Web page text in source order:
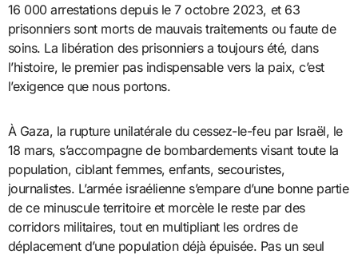
16 000 arrestations depuis le 7 octobre 2023, et 63
prisonniers sont morts de mauvais traitements ou faute de
soins. La libération des prisonniers a toujours été, dans
l’histoire, le premier pas indispensable vers la paix, c’est
l’exigence que nous portons.
À Gaza, la rupture unilatérale du cessez-le-feu par Israël, le
18 mars, s’accompagne de bombardements visant toute la
population, ciblant femmes, enfants, secouristes,
journalistes. L’armée israélienne s’empare d’une bonne partie
de ce minuscule territoire et morcèle le reste par des
corridors militaires, tout en multipliant les ordres de
déplacement d’une population déjà épuisée. Pas un seul